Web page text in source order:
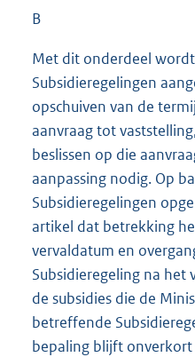
B
Met dit onderdeel
Subsidieregelingen
opschuiven van de
aanvraag tot
beslissen op die
aanpassing nodig. Op
Subsidieregelingen
artikel dat betrekking
vervaldatum en
Subsidieregeling na het
de subsidies die de
betreffende
bepaling blijft onverkort